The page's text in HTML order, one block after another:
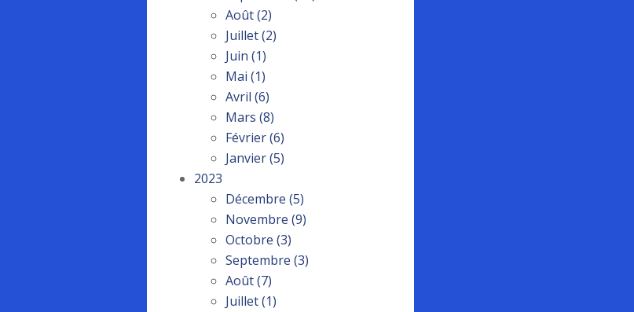
Août(2)
Juillet(2)
Juin (1)
Mai (1)
Avril (6)
Mars (8)
Février(6)
Janvier(5)
2023
Décembre (5)
Novembre (9)
Octobre (3)
Septembre (3)
Août(7)
Juillet(1)